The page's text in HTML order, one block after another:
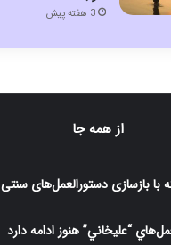
3 هفته پیش
از همه جا
بازسازی دستورالعمل‌های سنتی
“عليخاني” هنوز ادامه دارد